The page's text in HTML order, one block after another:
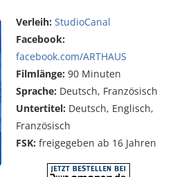
Verleih: StudioCanal
Facebook:
facebook.com/ARTHAUS
Filmlänge: 90 Minuten
Sprache: Deutsch, Französisch
Untertitel: Deutsch, Englisch,
Französisch
FSK: freigegeben ab 16 Jahren